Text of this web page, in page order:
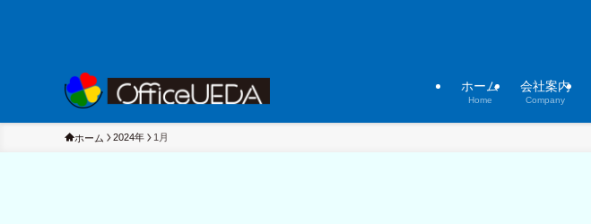
ホーム
Home
会社案内
Company
ホーム 2024年 1月